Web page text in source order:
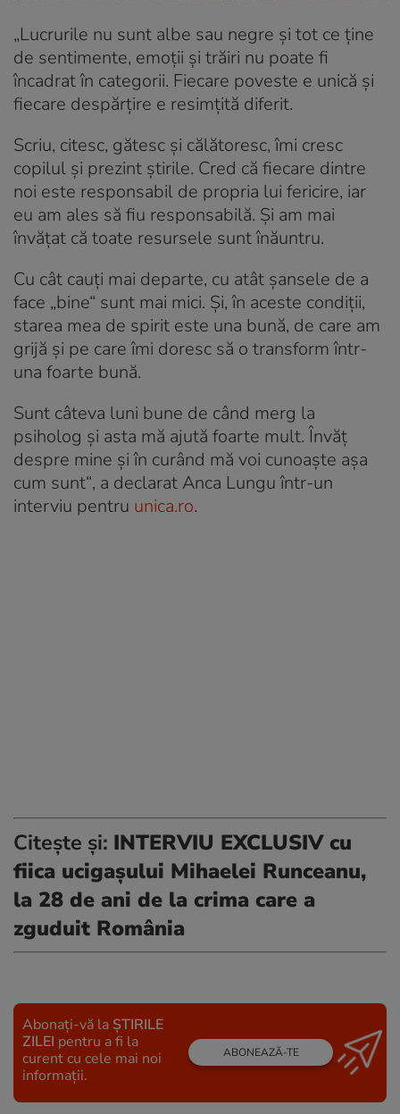
„Lucrurile nu sunt albe sau negre şi tot ce ţine
de sentimente, emoţii şi trăiri nu poate fi
încadrat în categorii. Fiecare poveste e unică şi
fiecare despărţire e resimţită diferit.
Scriu, citesc, gătesc şi călătoresc, îmi cresc
copilul şi prezint ştirile. Cred că fiecare dintre
noi este responsabil de propria lui fericire, iar
eu am ales să fiu responsabilă. Şi am mai
învăţat că toate resursele sunt înăuntru.
Cu cât cauţi mai departe, cu atât şansele de a
face „bine“ sunt mai mici. Şi, în aceste condiţii,
starea mea de spirit este una bună, de care am
grijă şi pe care îmi doresc să o transform î­ntr-
una foarte bună.
Sunt câteva luni bune de când merg la
psiholog şi asta mă ajută foarte mult. Învăţ
despre mine şi în curând mă voi cunoaşte aşa
cum sunt“, a declarat Anca Lungu într-un
interviu pentru unica.ro.
Citește și: INTERVIU EXCLUSIV cu
fiica ucigașului Mihaelei Runceanu,
la 28 de ani de la crima care a
zguduit România
Abonați-vă la ȘTIRILE
ZILEI pentru a fi la
curent cu cele mai noi
informații.
ABONEAZĂ-TE